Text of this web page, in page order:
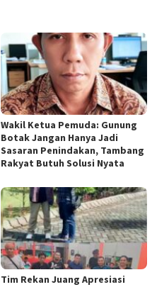
Wakil Ketua Pemuda: Gunung
Botak Jangan Hanya Jadi
Sasaran Penindakan, Tambang
Rakyat Butuh Solusi Nyata
Tim Rekan Juang Apresiasi